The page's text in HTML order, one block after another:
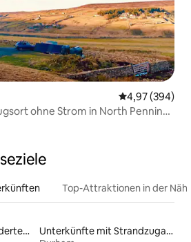
4,97 (394)
ohne Strom in North Pennines
Top-Attraktionen in der
Unterkünfte mit behindertengerechtem WC
Unterkünfte mit Strandzugang